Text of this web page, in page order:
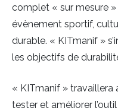
complet « sur mesure »
évènement sportif,
durable. « KITmanif »
les objectifs de
« KITmanif » travaillera
tester et améliorer